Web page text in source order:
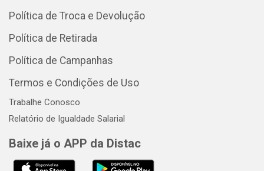
Política de Troca e Devolução
Política de Retirada
Política de Campanhas
Termos e Condições de Uso
Trabalhe Conosco
Relatório de Igualdade Salarial
Baixe já o APP da Distac